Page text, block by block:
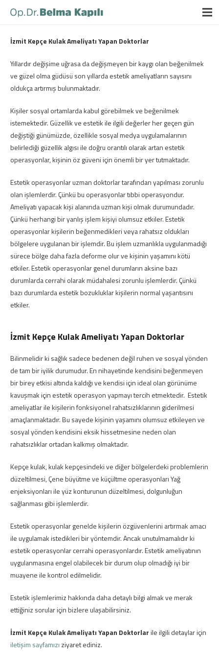
İzmit Kepçe Kulak Ameliyatı Yapan Doktorlar
Yıllardır değişime uğrasa da değişmeyen bir kaygı olan beğenilmek
ve güzel olma güdüsü son yıllarda estetik ameliyatların sayısını
oldukça artırmış bulunmaktadır.
Kişiler sosyal ortamlarda kabul görebilmek ve beğenilmek
istemektedir. Güzellik ve estetik ile ilgili değerler her geçen gün
değiştiği günümüzde, özellikle sosyal medya uygulamalarının
belirlediği güzellik algısı ile doğru orantılı olarak artan estetik
operasyonlar, kişinin öz güveni için önemli bir yer tutmaktadır.
Estetik operasyonlar uzman doktorlar tarafından yapılması zorunlu
olan işlemlerdir. Çünkü bu operasyonlar tıbbi operasyondur.
Ameliyatı yapacak kişi alanında uzman kişi olmak durumundadır.
Çünkü herhangi bir yanlış işlem kişiyi olumsuz etkiler. Estetik
operasyonlar kişilerin beğenmedikleri veya rahatsız oldukları
bölgelere uygulanan bir işlemdir. Bu işlem uzmanlıkla uygulanmadığı
sürece bölge daha fazla deforme olur ve kişinin yaşamını kötü
etkiler. Estetik operasyonlar genel durumların aksine bazı
durumlarda cerrahi olarak müdahalesi zorunlu işlemlerdir. Çünkü
bazı durumlarda estetik bozukluklar kişilerin normal yaşantısını
etkiler.
İzmit Kepçe Kulak Ameliyatı Yapan Doktorlar
Bilinmelidir ki sağlık sadece bedenen değil ruhen ve sosyal yönden
de tam bir iyilik durumudur. En nihayetinde kendisini beğenmeyen
bir birey etkisi altında kaldığı ve kendisi için ideal olan görünüme
kavuşmak için estetik operasyon yapmayı tercih etmektedir. Estetik
ameliyatlar ile kişilerin fonksiyonel rahatsızlıklarının giderilmesi
amaçlanmaktadır. Bu sayede kişinin yaşamını olumsuz etkileyen ve
sosyal yönden kendisini eksik hissetmesine neden olan
rahatsızlıklar ortadan kalkmış olmaktadır.
Kepçe kulak, kulak kepçesindeki ve diğer bölgelerdeki problemlerin
düzeltilmesi, Çene büyütme ve küçültme operasyonları Yağ
enjeksiyonları ile yüz konturunun düzeltilmesi, dolgunluğun
sağlanması gibi işlemlerdir.
Estetik operasyonlar genelde kişilerin özgüvenlerini artırmak amacı
ile uygulamak istedikleri bir yöntemdir. Ancak unutulmamalıdır ki
estetik operasyonlar cerrahi operasyonlardır. Estetik ameliyatının
uygulanmasına engel olabilecek bir durum olup olmadığı iyi bir
muayene ile kontrol edilmelidir.
Estetik işlemlerimiz hakkında daha detaylı bilgi almak ve merak
ettiğiniz sorular için bizlere ulaşabilirsiniz.
İzmit Kepçe Kulak Ameliyatı Yapan Doktorlarile ilgili detaylar için
iletişim sayfamızı ziyaret ediniz.